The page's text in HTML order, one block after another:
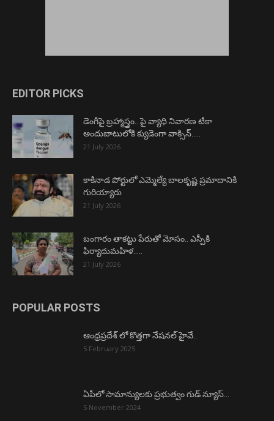
EDITOR PICKS
డెంగీపై బ్రహ్మాస్త్రం.. పై వ్యాధి నివారణ టీకా
అందుబాటులోకి క్యుడెంగా వాక్సిన్…..
21 July 2026
కాకినాడ పోర్టులో ఎమ్మెల్యే బాలకృష్ణ ప్రమాదానికి
గురియ్యారు
21 July 2026
బంగారం తాకట్టు పేరుతో మోసం.. ఎస్పీకి
ఫిర్యాదుమహిళ…..
21 July 2026
POPULAR POSTS
ఆంధ్రప్రదేశ్ లో కొత్తగా నేషనల్ హైవే..
5 February 2025
ఏపీలో సామాన్యులకు ప్రభుత్వం గుడ్ న్యూస్…
5 November 2024